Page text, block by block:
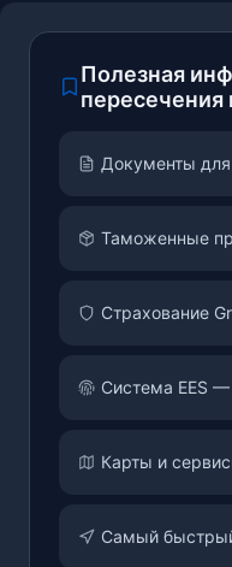
Полезная
пересечения
Документы
Таможенные
Страхование
Система EES
Карты и
Самый